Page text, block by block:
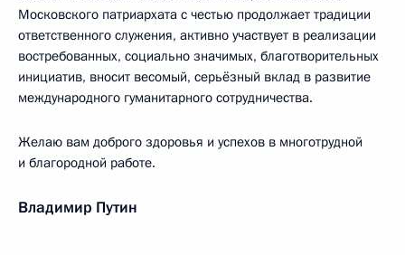
Московского патриархата с честью продолжает традиции
ответственного служения, активно участвует в реализации
востребованных, социально значимых, благотворительных
инициатив, вносит весомый, серьёзный вклад в развитие
международного гуманитарного сотрудничества.
Желаю вам доброго здоровья и успехов в многотрудной
и благородной работе.
Владимир Путин